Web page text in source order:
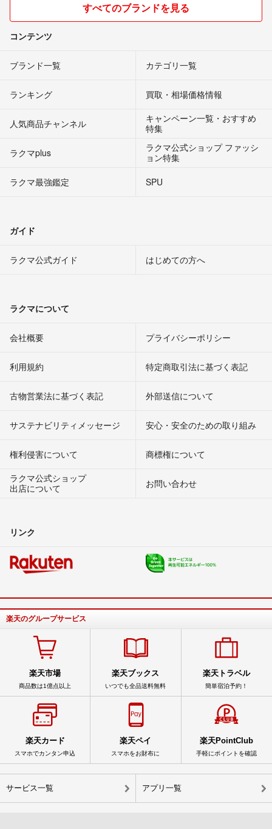
すべてのブランドを見る
コンテンツ
ブランド一覧 カテゴリ一覧
ランキング 買取・相場価格情報
人気商品チャンネル
キャンペーン一覧・おすすめ
特集
ラクマplus
ラクマ公式ショップ ファッシ
ョン特集
ラクマ最強鑑定
SPU
ガイド
ラクマ公式ガイド はじめての方へ
ラクマについて
会社概要 プライバシーポリシー
利用規約 特定商取引法に基づく表記
古物営業法に基づく表記 外部送信について
サステナビリティメッセージ 安心・安全のための取り組み
権利侵害について
商標権について
ラクマ公式ショップ
出店について
お問い合わせ
リンク
楽天のグループサービス
楽天市場
商品数は1億点以上
楽天ブックス
いつでも全品送料無料
楽天トラベル
簡単宿泊予約！
楽天カード
スマホでカンタン申込
楽天ペイ
スマホをお財布に
楽天PointClub
手軽にポイントを確認
サービス一覧 アプリ一覧